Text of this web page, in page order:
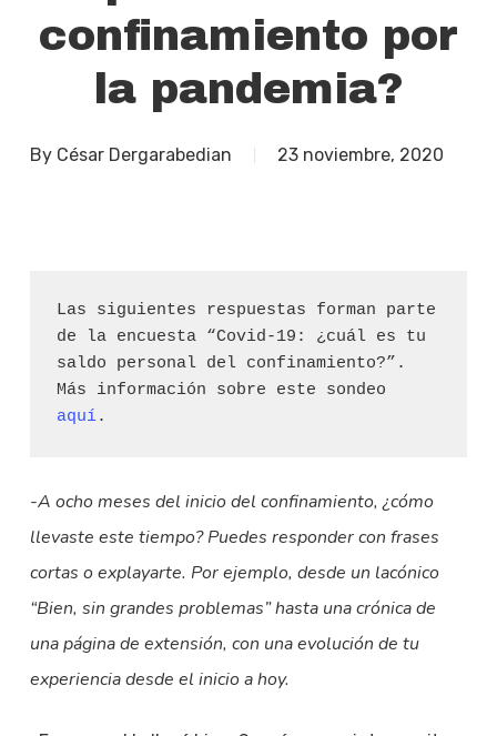
confinamiento por
la pandemia?
By César Dergarabedian 23 noviembre, 2020
Las siguientes respuestas forman parte
de la encuesta “Covid-19: ¿cuál es tu
saldo personal del confinamiento?”.
aquí.
-A ocho meses del inicio del confinamiento, ¿cómo
llevaste este tiempo? Puedes responder con frases
cortas o explayarte. Por ejemplo, desde un lacónico
“Bien, sin grandes problemas” hasta una crónica de
una página de extensión, con una evolución de tu
experiencia desde el inicio a hoy.